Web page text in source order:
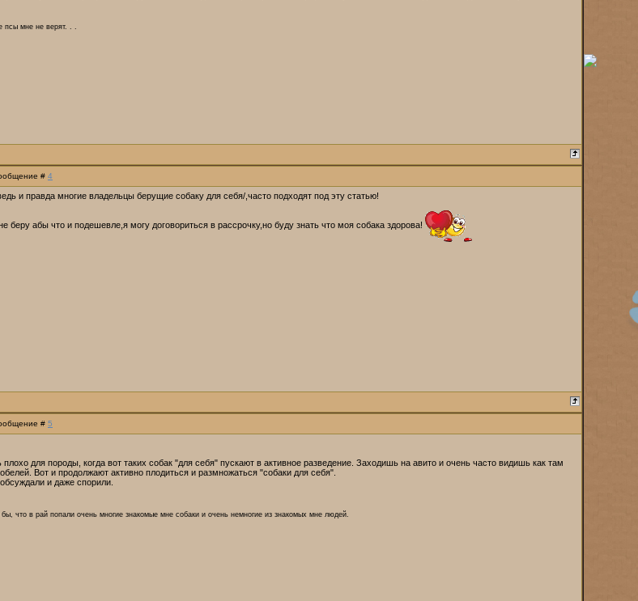
псы мне не верят. . .
# 4
и правда многие владельцы берущие собаку для себя/,часто подходят под эту статью!
беру абы что и подешевле,я могу договориться в рассрочку,но буду знать что моя собака здорова!
# 5
для породы, когда вот таких собак "для себя" пускают в активное разведение. Заходишь на авито и очень часто видишь как там
Вот и продолжают активно плодиться и размножаться "собаки для себя".
и даже спорили.
что в рай попали очень многие знакомые мне собаки и очень немногие из знакомых мне людей.